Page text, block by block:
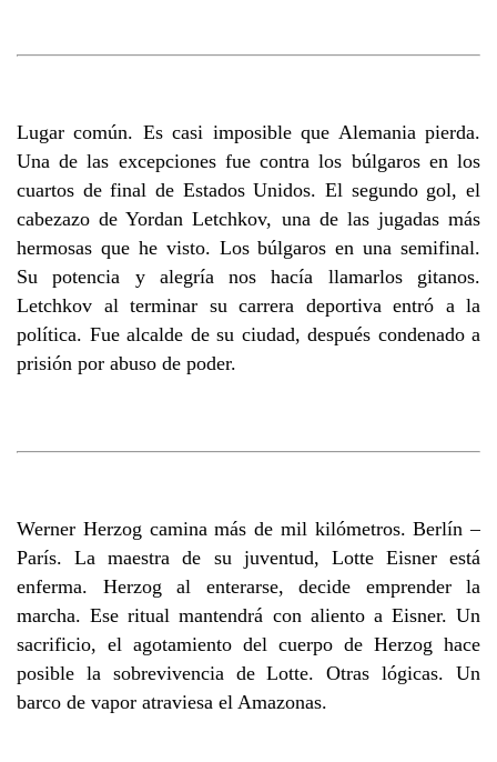
Lugar común. Es casi imposible que Alemania pierda.
Una de las excepciones fue contra los búlgaros en los
cuartos de final de Estados Unidos. El segundo gol, el
cabezazo de Yordan Letchkov, una de las jugadas más
hermosas que he visto. Los búlgaros en una semifinal.
Su potencia y alegría nos hacía llamarlos gitanos.
Letchkov al terminar su carrera deportiva entró a la
política. Fue alcalde de su ciudad, después condenado a
prisión por abuso de poder.
Werner Herzog camina más de mil kilómetros. Berlín –
París. La maestra de su juventud, Lotte Eisner está
enferma. Herzog al enterarse, decide emprender la
marcha. Ese ritual mantendrá con aliento a Eisner. Un
sacrificio, el agotamiento del cuerpo de Herzog hace
posible la sobrevivencia de Lotte. Otras lógicas. Un
barco de vapor atraviesa el Amazonas.